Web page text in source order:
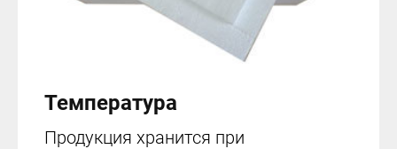
Температура
Продукция хранится при